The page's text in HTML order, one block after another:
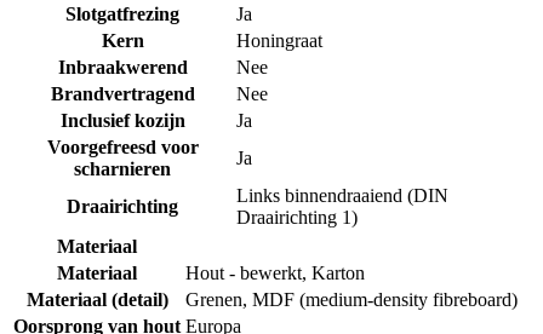
Slotgatfrezing
Ja
Kern
Honingraat
Inbraakwerend
Nee
Brandvertragend
Nee
Inclusief kozijn
Ja
Voorgefreesd voor
scharnieren
Ja
Draairichting
Links binnendraaiend (DIN
Draairichting 1)
Materiaal
Materiaal
Hout - bewerkt, Karton
Materiaal (detail)
Grenen, MDF (medium-density fibreboard)
Oorsprong van hout Europa